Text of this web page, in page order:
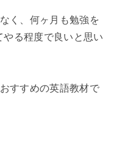
く、何ヶ月も勉強を
る程度で良いと思い
すすめの英語教材で